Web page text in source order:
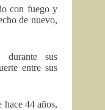
con fuego y
de nuevo,
durante sus
entre sus
hace 44 años,